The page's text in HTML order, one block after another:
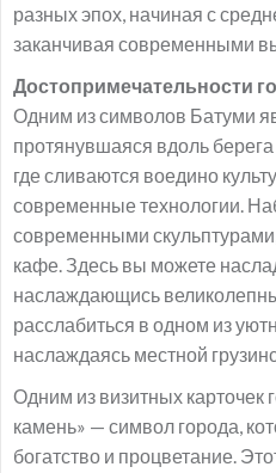
разных эпох, начиная с
заканчивая современными
Достопримечательности
Одним из символов Батуми
протянувшаяся вдоль
где сливаются воедино
современные технологии.
современными
кафе. Здесь вы можете
наслаждающись
расслабиться в одном из
наслаждаясь местной
Одним из визитных карточек
камень» — символ города,
богатство и процветание.